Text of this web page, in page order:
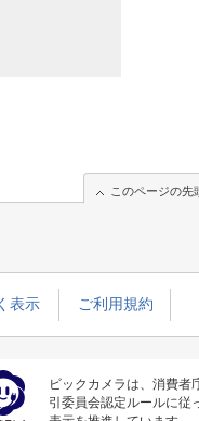
このページの先
表示 ご利用規約
ビックカメラは、消費者
引委員会認定ルールに従